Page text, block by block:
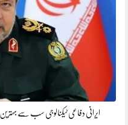
ایرانی دفاعی ٹیکنالوجی سب سے